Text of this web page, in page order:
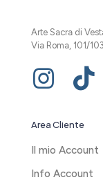
Arte Sacra di
Via Roma, 101/
Area Cliente
Il mio Account
Info Account